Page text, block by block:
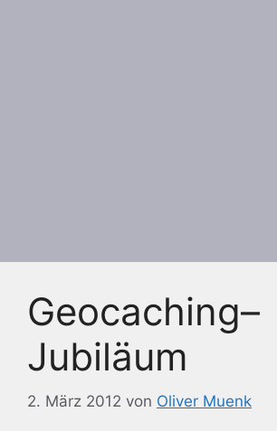
Geocaching–
Jubiläum
2. März 2012 von Oliver Muenk